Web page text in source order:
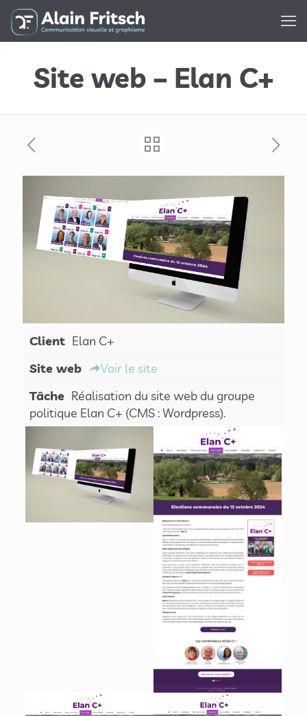
Site web – Elan C+
Client Elan C+
Site web
Voir le site
Tâche Réalisation du site web du groupe
politique Elan C+ (CMS : Wordpress).